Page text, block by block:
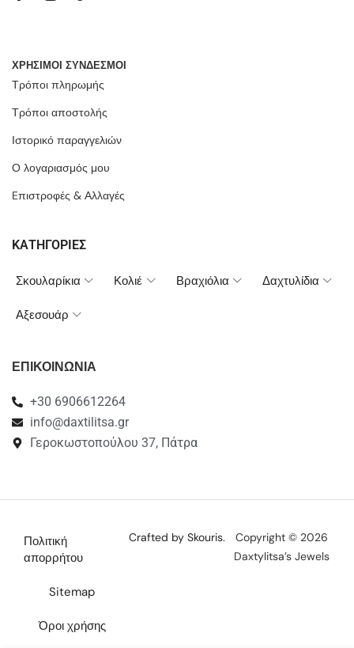
ΧΡΗΣΙΜΟΙ ΣΥΝΔΕΣΜΟΙ
Τρόποι πληρωμής
Τρόποι αποστολής
Ιστορικό παραγγελιών
Ο λογαριασμός μου
Eπιστροφές & Αλλαγές
ΚΑΤΗΓΟΡΙΕΣ
Σκουλαρίκια Κολιέ Βραχιόλια Δαχτυλίδια
Αξεσουάρ
ΕΠΙΚΟΙΝΩΝΙΑ
+30 6906612264
info@daxtilitsa.gr
Γεροκωστοπούλου 37, Πάτρα
Πολιτική
απορρήτου
Sitemap
Όροι χρήσης
Crafted by Skouris.
Copyright © 2026
Daxtylitsa’s Jewels